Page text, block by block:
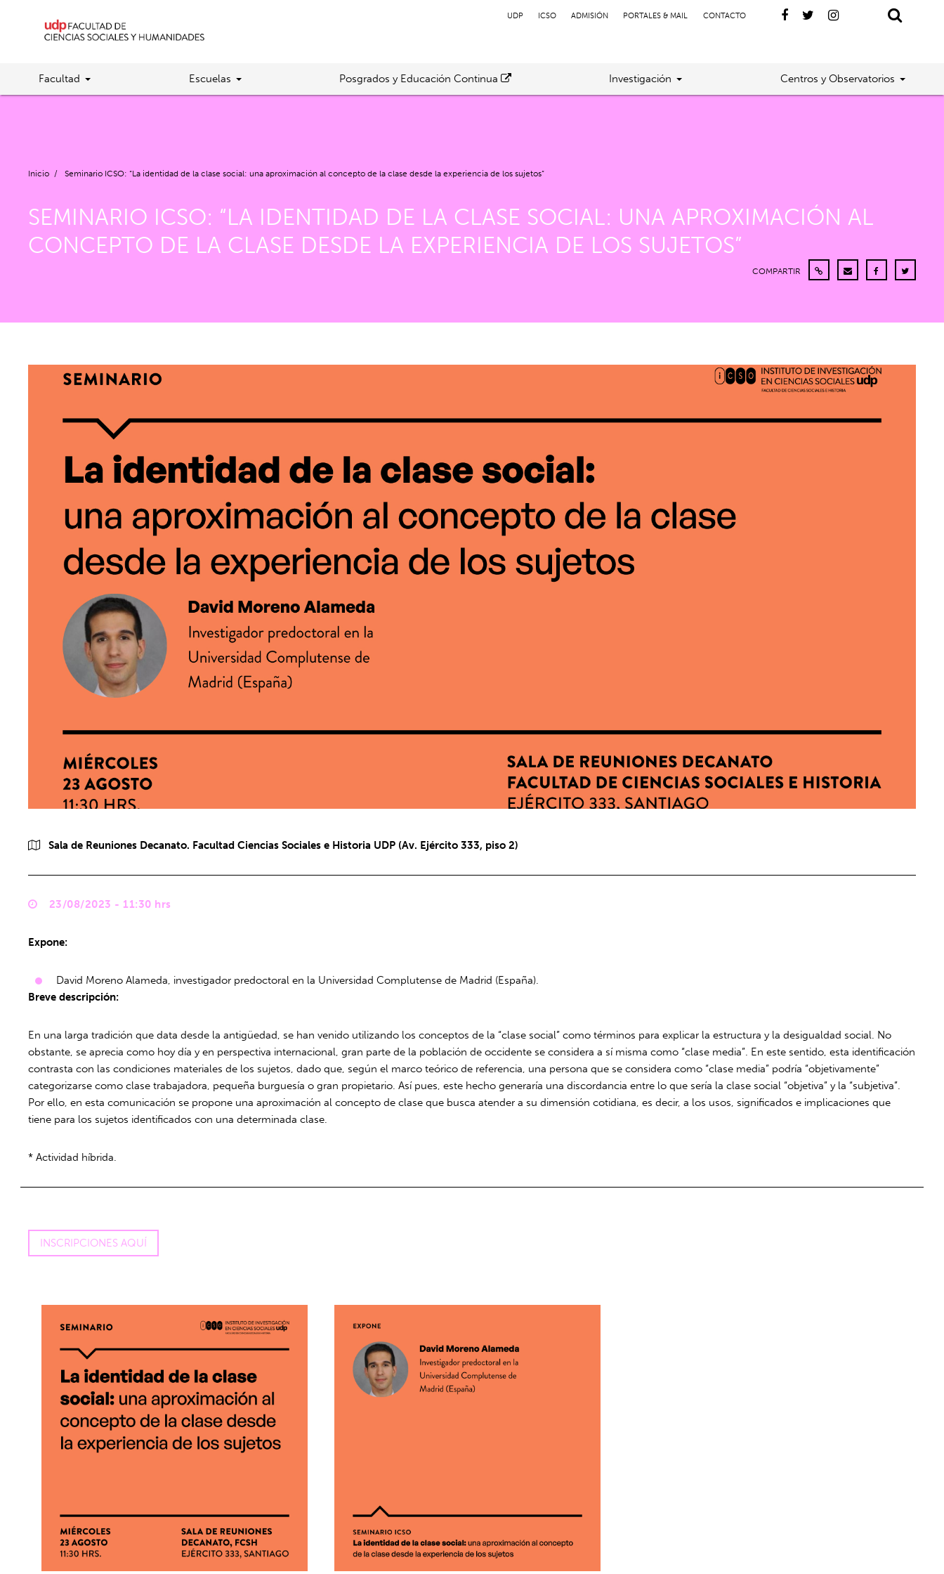
UDP ICSO ADMISIÓN PORTALES & MAIL CONTACTO
Facultad Escuelas Posgrados y Educación Continua Investigación Centros y Observatorios
Inicio / Seminario ICSO: “La identidad de la clase social: una aproximación al concepto de la clase desde la experiencia de los sujetos”
SEMINARIO ICSO: “LA IDENTIDAD DE LA CLASE SOCIAL: UNA APROXIMACIÓN AL
CONCEPTO DE LA CLASE DESDE LA EXPERIENCIA DE LOS SUJETOS”
COMPARTIR
Sala de Reuniones Decanato. Facultad Ciencias Sociales e Historia UDP (Av. Ejército 333, piso 2)
23/08/2023 - 11:30 hrs
Expone:
David Moreno Alameda, investigador predoctoral en la Universidad Complutense de Madrid (España).
Breve descripción:
En una larga tradición que data desde la antigüedad, se han venido utilizando los conceptos de la “clase social” como términos para explicar la estructura y la desigualdad social. No
obstante, se aprecia como hoy día y en perspectiva internacional, gran parte de la población de occidente se considera a sí misma como “clase media”. En este sentido, esta identificación
contrasta con las condiciones materiales de los sujetos, dado que, según el marco teórico de referencia, una persona que se considera como “clase media” podría “objetivamente”
categorizarse como clase trabajadora, pequeña burguesía o gran propietario. Así pues, este hecho generaría una discordancia entre lo que sería la clase social “objetiva” y la “subjetiva”.
Por ello, en esta comunicación se propone una aproximación al concepto de clase que busca atender a su dimensión cotidiana, es decir, a los usos, significados e implicaciones que
tiene para los sujetos identificados con una determinada clase.
* Actividad híbrida.
INSCRIPCIONES AQUÍ